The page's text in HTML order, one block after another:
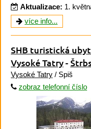
Aktualizace: 1.
více info...
SHB turistická
Vysoké Tatry-
Vysoké Tatry / Spiš
zobraz telefonní číslo